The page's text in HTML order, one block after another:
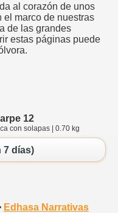
al corazón de unos
el marco de nuestras
de las grandes
estas páginas puede
12
con solapas | 0.70 kg
7 días)
Edhasa Narrativas